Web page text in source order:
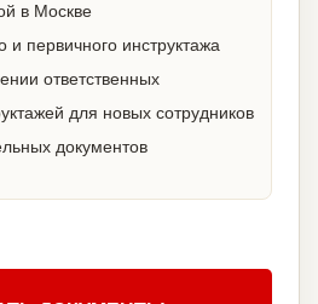
в Москве
и первичного инструктажа
ответственных
для новых сотрудников
документов